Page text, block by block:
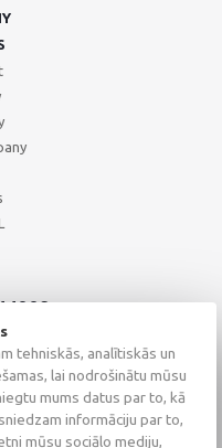
tehniskās, analītiskās un
lai nodrošinātu mūsu
mums datus par to, kā
informāciju par to,
mūsu sociālo mediju,